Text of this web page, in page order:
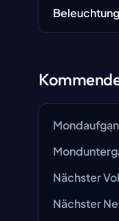
Beleuchtung
Nächster
Nächster